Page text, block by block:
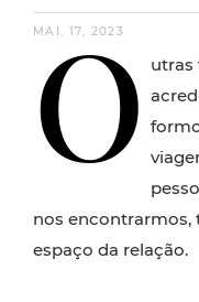
MAI. 17, 2023
O
utras
nos encontrarmos,
espaço da relação.